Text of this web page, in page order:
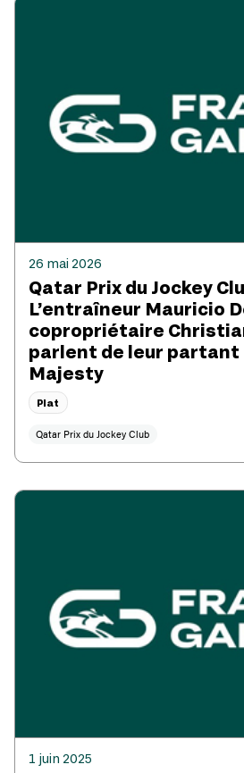
26 mai 2026
Qatar Prix du Jockey
L’entraîneur Mauricio
copropriétaire
parlent de leur partant
Majesty
Plat
Qatar Prix du Jockey Club
1 juin 2025